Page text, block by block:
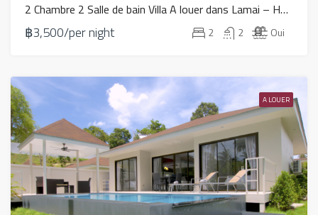
2 Chambre 2 Salle de bain Villa A louer dans Lamai – HV0103
฿3,500/per night 2 2 Oui
A LOUER